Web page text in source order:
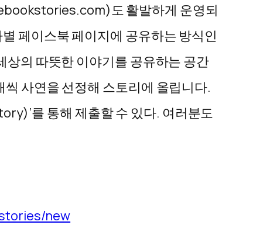
도 활발하게 운영되
페이스북 페이지에 공유하는 방식인
상의 따뜻한 이야기를 공유하는 공간
사연을 선정해 스토리에 올립니다.
를 통해 제출할 수 있다. 여러분도
new